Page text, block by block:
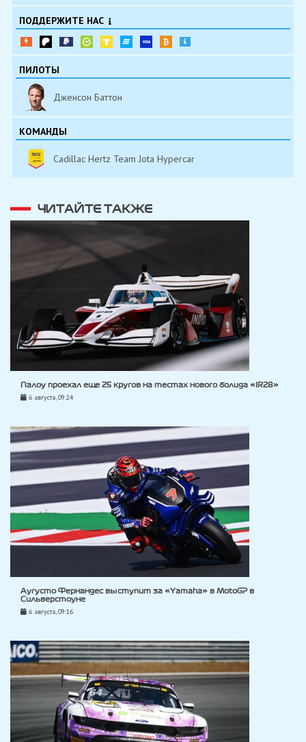
ПОДДЕРЖИТЕ НАС
ПИЛОТЫ
Дженсон Баттон
КОМАНДЫ
Cadillac Hertz Team Jota Hypercar
ЧИТАЙТЕ ТАКЖЕ
Палоу проехал еще 25 кругов на тестах нового болида «IR28»
6 августа, 09:24
Аугусто Фернандес выступит за «Yamaha» в MotoGP в
Сильверстоуне
6 августа, 09:16